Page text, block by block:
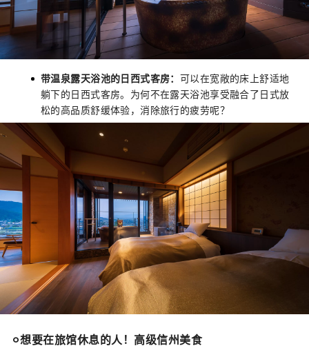
带温泉露天浴池的日西式客房： 可以在宽敞的床上舒适地
躺下的日西式客房。为何不在露天浴池享受融合了日式放
松的高品质舒缓体验，消除旅行的疲劳呢？
⚪︎想要在旅馆休息的人！高级信州美食